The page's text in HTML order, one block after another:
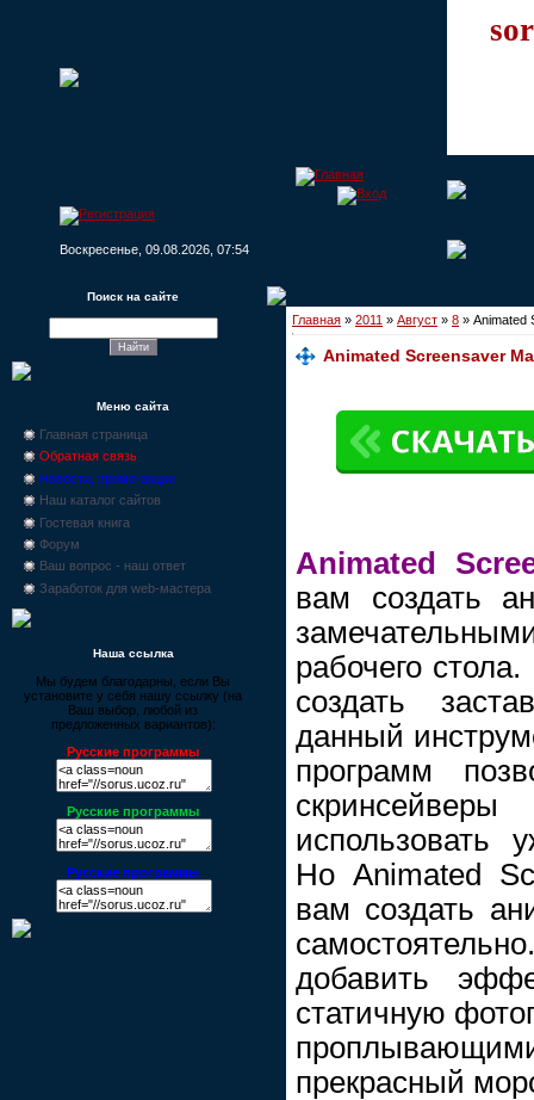
Воскресенье, 09.08.2026, 07:54
Поиск на сайте
Меню сайта
Главная страница
Обратная связь
Новости, промо-акции
Наш каталог сайтов
Гостевая книга
Форум
Ваш вопрос - наш ответ
Заработок для web-мастера
Наша ссылка
Мы будем благодарны, если Вы
установите у себя нашу ссылку (на
Ваш выбор, любой из
предложенных вариантов):
Русские программы
Русские программы
Русские программы
Главная » 2011 » Август » 8 » Animated
Animated Screensaver
Animated
вам создать
рабочего
создать
данный
программ
использовать
Но Animated
вам создать
добавить
статичную
прекрасный